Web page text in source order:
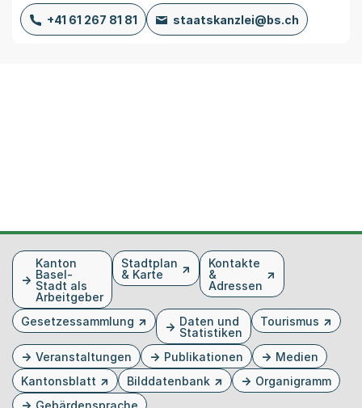
+41 61 267 81 81 staatskanzlei@bs.ch
FusszeileKanton
Basel-
Stadt als
Arbeitgeber
Stadtplan
& Karte
Kontakte
&
Adressen
Gesetzessammlung
Daten und
Statistiken
Tourismus
Veranstaltungen Publikationen
Medien
Kantonsblatt
Bilddatenbank
Organigramm
Gebärdensprache